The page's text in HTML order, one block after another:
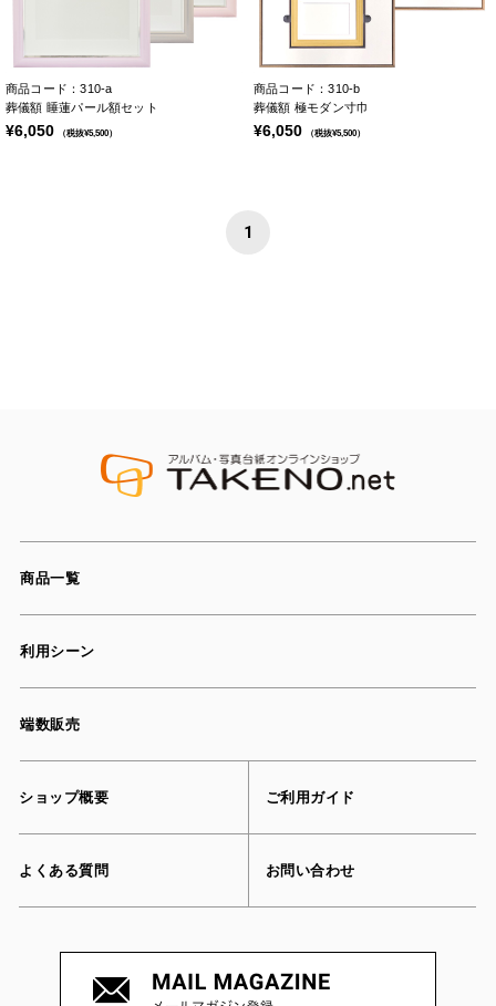
商品コード：310-a
葬儀額 睡蓮パール額セット
¥6,050 （税抜¥5,500）
商品コード：310-b
葬儀額 極モダン寸巾
¥6,050 （税抜¥5,500）
1
商品一覧
利用シーン
端数販売
ショップ概要 ご利用ガイド
よくある質問 お問い合わせ